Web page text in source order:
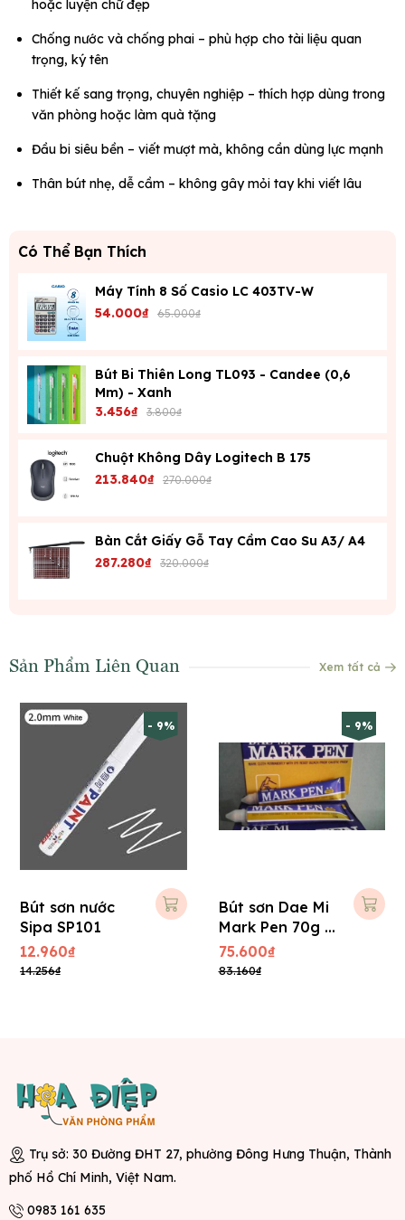
hoặc luyện chữ đẹp
Chống nước và chống phai – phù hợp cho tài liệu quan
trọng, ký tên
Thiết kế sang trọng, chuyên nghiệp – thích hợp dùng trong
văn phòng hoặc làm quà tặng
Đầu bi siêu bền – viết mượt mà, không cần dùng lực mạnh
Thân bút nhẹ, dễ cầm – không gây mỏi tay khi viết lâu
Có Thể Bạn Thích
Máy Tính 8 Số Casio LC 403TV-W
54.000₫ 65.000₫
Bút Bi Thiên Long TL093 - Candee (0,6
Mm) - Xanh
3.456₫ 3.800₫
Chuột Không Dây Logitech B 175
213.840₫ 270.000₫
Bàn Cắt Giấy Gỗ Tay Cầm Cao Su A3/ A4
287.280₫ 320.000₫
Sản Phẩm Liên Quan Xem tất cả
- 9%
Bút sơn nước
Sipa SP101
12.960₫
14.256₫
- 9%
Bút sơn Dae Mi
Mark Pen 70g -
Vàng
75.600₫
83.160₫
Trụ sở: 30 Đường ĐHT 27, phường Đông Hưng Thuận, Thành
phố Hồ Chí Minh, Việt Nam.
0983 161 635